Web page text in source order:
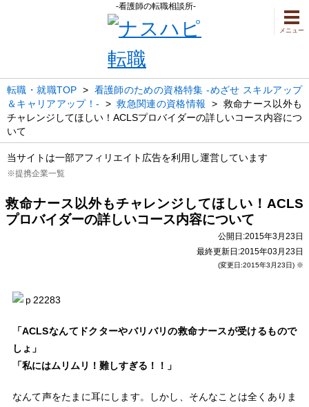
-看護師の転職相談所-
メニュー
転職・就職TOP> 看護師のための資格特集 -めざせ スキルアップ
＆キャリアアップ！- >救急関連の資格情報 > 救命ナース以外も
チャレンジしてほしい！ACLSプロバイダーの詳しいコース内容につ
いて
当サイトは一部アフィリエイト広告を利用し運営しています
※提携企業一覧
救命ナース以外もチャレンジしてほしい！ACLS
プロバイダーの詳しいコース内容について
公開日:2015年3月23日
最終更新日:2015年03月23日
(変更日:2015年3月23日) ※
「ACLSなんてドクターやバリバリの救命ナースが受けるもので
しょ」
「私にはムリムリ！難しすぎる！！」
なんて声をたまに耳にします。しかし、そんなことは全くありま